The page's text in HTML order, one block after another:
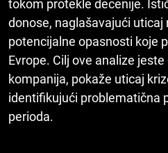
tokom protekle decenije.
donose, naglašavajući uticaj
potencijalne opasnosti koje
Evrope. Cilj ove analize
kompanija, pokaže uticaj
identifikujući problematična
perioda.